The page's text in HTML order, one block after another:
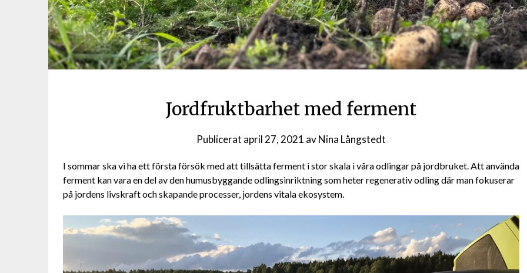
Jordfruktbarhet med ferment
Publicerat april 27, 2021 avNina Långstedt
I sommar ska vi ha ett första försök med att tillsätta ferment i stor skala i våra odlingar på jordbruket. Att använda
ferment kan vara en del av den humusbyggande odlingsinriktning som heter regenerativ odling där man fokuserar
på jordens livskraft och skapande processer, jordens vitala ekosystem.